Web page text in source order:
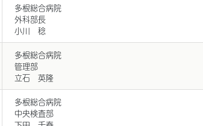
多根総合病院
外科部長
小川 稔
多根総合病院
管理部
立石 英隆
多根総合病院
中央検査部